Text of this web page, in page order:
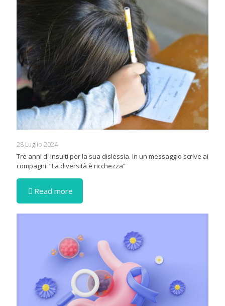
28 Luglio 2024
Tre anni di insulti per la sua dislessia. In un messaggio scrive ai
compagni: “La diversità è ricchezza”
Read more